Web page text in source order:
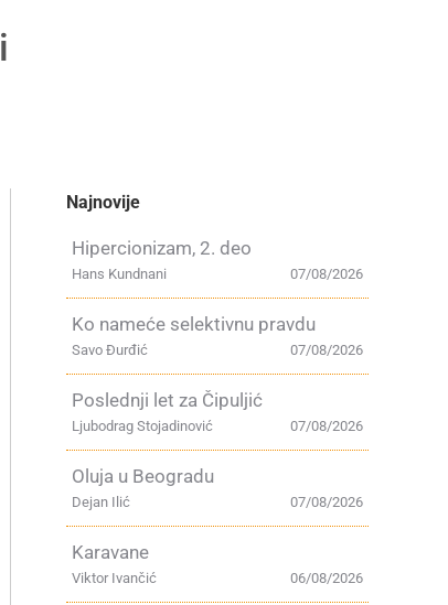
Najnovije
Hipercionizam, 2. deo
07/08/2026
Hans Kundnani
Ko nameće selektivnu pravdu
07/08/2026
Savo Đurđić
Poslednji let za Čipuljić
07/08/2026
Ljubodrag Stojadinović
Oluja u Beogradu
07/08/2026
Dejan Ilić
Karavane
06/08/2026
Viktor Ivančić